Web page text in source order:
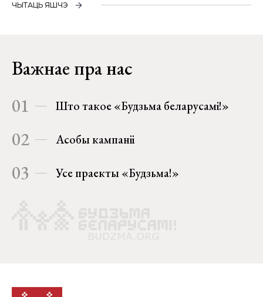
ЧЫТАЦЬ ЯШЧЭ
Важнае пра нас
01 Што такое «Будзьма беларусамі!»
02 Асобы кампаніі
03 Усе праекты «Будзьма!»